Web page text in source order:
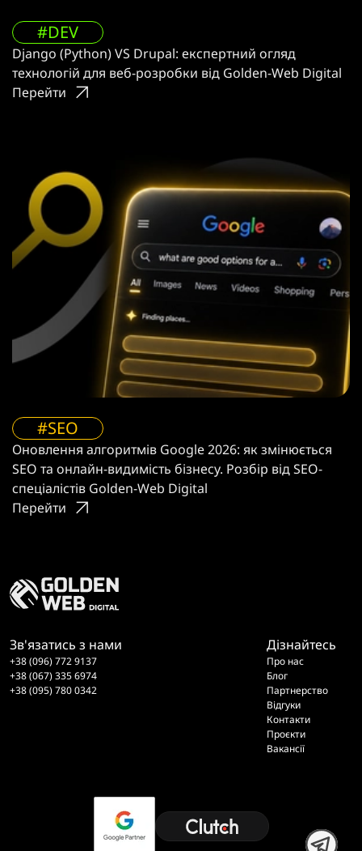
#DEV
Django (Python) VS Drupal: експертний огляд
технологій для веб-розробки від Golden-Web Digital
Перейти
#SEO
Оновлення алгоритмів Google 2026: як змінюється
SEO та онлайн-видимість бізнесу. Розбір від SEO-
спеціалістів Golden-Web Digital
Перейти
Дізнайтесь
Про нас
Блог
Партнерство
Відгуки
Контакти
Проєкти
Вакансії
Зв'язатись з нами
+38 (096) 772 9137
+38 (067) 335 6974
+38 (095) 780 0342